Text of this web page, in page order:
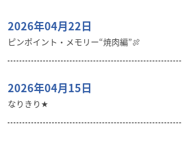
2026年04月22日
ピンポイント・メモリー“焼肉編”🍖
2026年04月15日
なりきり★